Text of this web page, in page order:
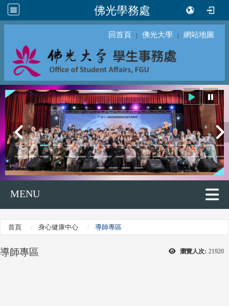
佛光學務處
回首頁 ｜ 佛光大學 ｜ 網站地圖
MENU
首頁 身心健康中心 導師專區
瀏覽人次: 21920
導師專區